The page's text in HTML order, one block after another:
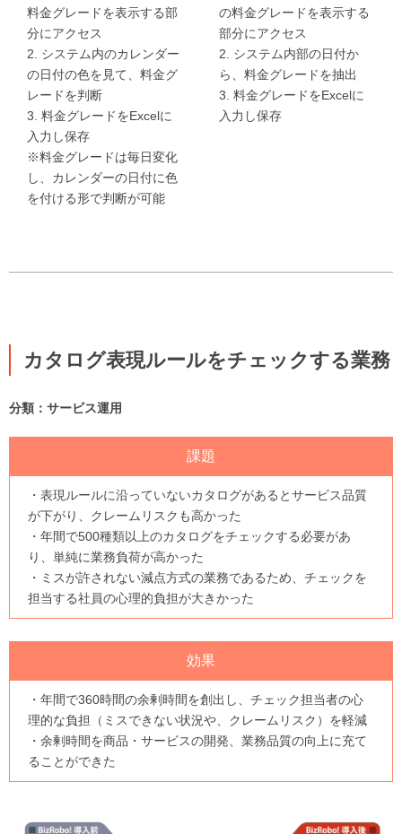
料金グレードを表示する部
分にアクセス
2. システム内のカレンダー
の日付の色を見て、料金グ
レードを判断
3. 料金グレードをExcelに
入力し保存
※料金グレードは毎日変化
し、カレンダーの日付に色
を付ける形で判断が可能
の料金グレードを表示する
部分にアクセス
2. システム内部の日付か
ら、料金グレードを抽出
3. 料金グレードをExcelに
入力し保存
カタログ表現ルールをチェックする業務
分類：サービス運用
課題
・表現ルールに沿っていないカタログがあるとサービス品質
が下がり、クレームリスクも高かった
・年間で500種類以上のカタログをチェックする必要があ
り、単純に業務負荷が高かった
・ミスが許されない減点方式の業務であるため、チェックを
担当する社員の心理的負担が大きかった
効果
・年間で360時間の余剰時間を創出し、チェック担当者の心
理的な負担（ミスできない状況や、クレームリスク）を軽減
・余剰時間を商品・サービスの開発、業務品質の向上に充て
ることができた